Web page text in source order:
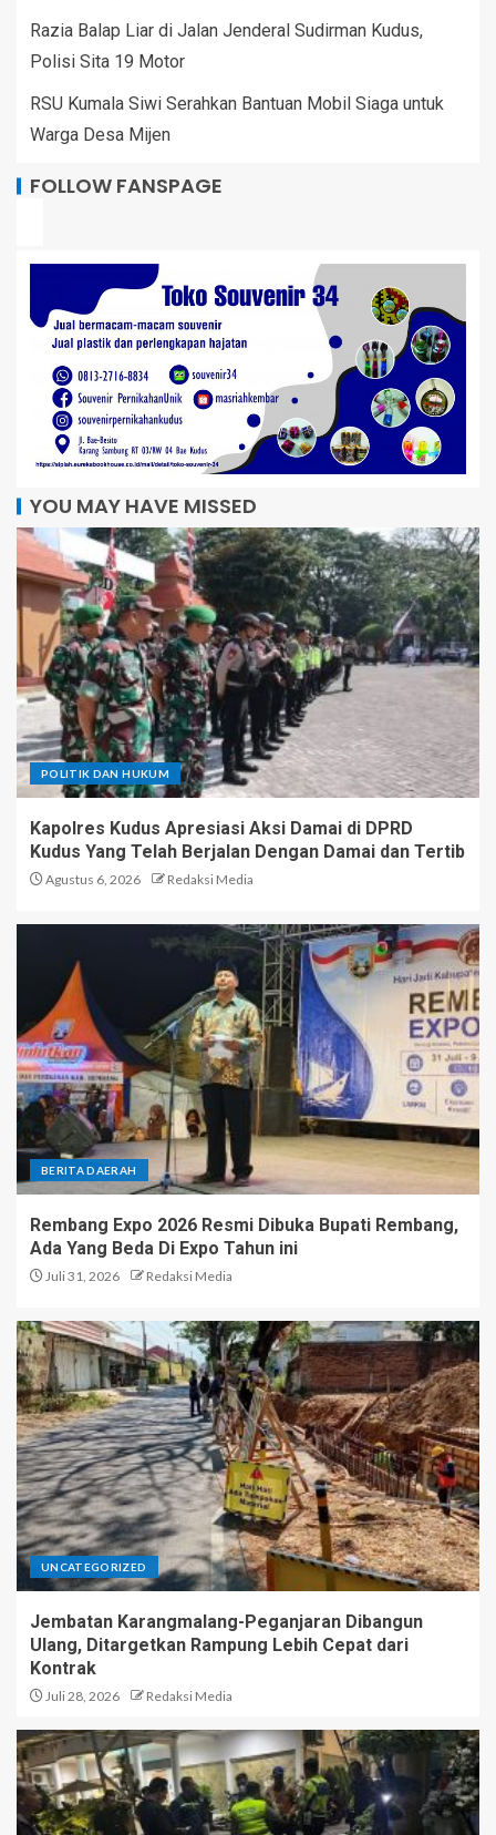
Razia Balap Liar di Jalan Jenderal Sudirman Kudus,
Polisi Sita 19 Motor
RSU Kumala Siwi Serahkan Bantuan Mobil Siaga untuk
Warga Desa Mijen
FOLLOW FANSPAGE
YOU MAY HAVE MISSED
POLITIK DAN HUKUM
Kapolres Kudus Apresiasi Aksi Damai di DPRD
Kudus Yang Telah Berjalan Dengan Damai dan Tertib
Agustus 6, 2026 Redaksi Media
BERITA DAERAH
Rembang Expo 2026 Resmi Dibuka Bupati Rembang,
Ada Yang Beda Di Expo Tahun ini
Juli 31, 2026 Redaksi Media
UNCATEGORIZED
Jembatan Karangmalang-Peganjaran Dibangun
Ulang, Ditargetkan Rampung Lebih Cepat dari
Kontrak
Juli 28, 2026 Redaksi Media